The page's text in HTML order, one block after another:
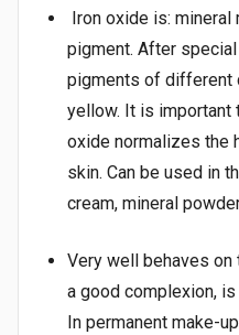
Iron oxide is:
pigment. After
pigments of different
yellow. It is important
oxide normalizes the
skin. Can be used in
cream, mineral
Very well behaves
a good complexion,
In permanent make-